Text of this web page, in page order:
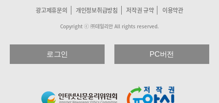
광고제휴문의 개인정보취급방침 저작권 규약 이용약관
Copyright ⓒ ㈜데일리안 All rights reserved.
로그인 PC버전